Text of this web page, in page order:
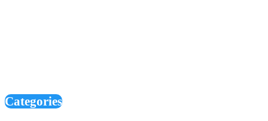
Categories